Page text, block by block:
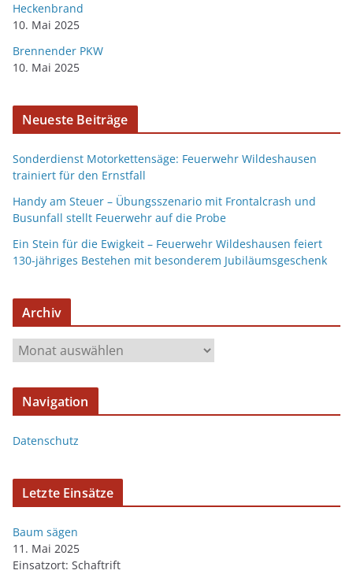
Heckenbrand
10. Mai 2025
Brennender PKW
10. Mai 2025
Neueste Beiträge
Sonderdienst Motorkettensäge: Feuerwehr Wildeshausen
trainiert für den Ernstfall
Handy am Steuer – Übungsszenario mit Frontalcrash und
Busunfall stellt Feuerwehr auf die Probe
Ein Stein für die Ewigkeit – Feuerwehr Wildeshausen feiert
130-jähriges Bestehen mit besonderem Jubiläumsgeschenk
Archiv
Navigation
Datenschutz
Letzte Einsätze
Baum sägen
11. Mai 2025
Einsatzort: Schaftrift